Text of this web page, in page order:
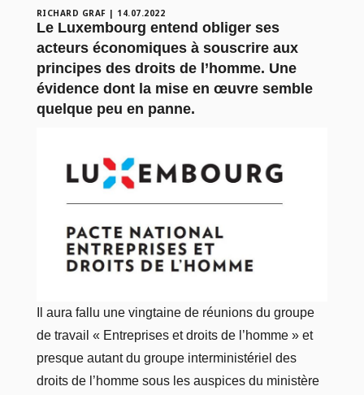
RICHARD GRAF | 14.07.2022
Le Luxembourg entend obliger ses
acteurs économiques à souscrire aux
principes des droits de l’homme. Une
évidence dont la mise en œuvre semble
quelque peu en panne.
Il aura fallu une vingtaine de réunions du groupe
de travail « Entreprises et droits de l’homme » et
presque autant du groupe interministériel des
droits de l’homme sous les auspices du ministère